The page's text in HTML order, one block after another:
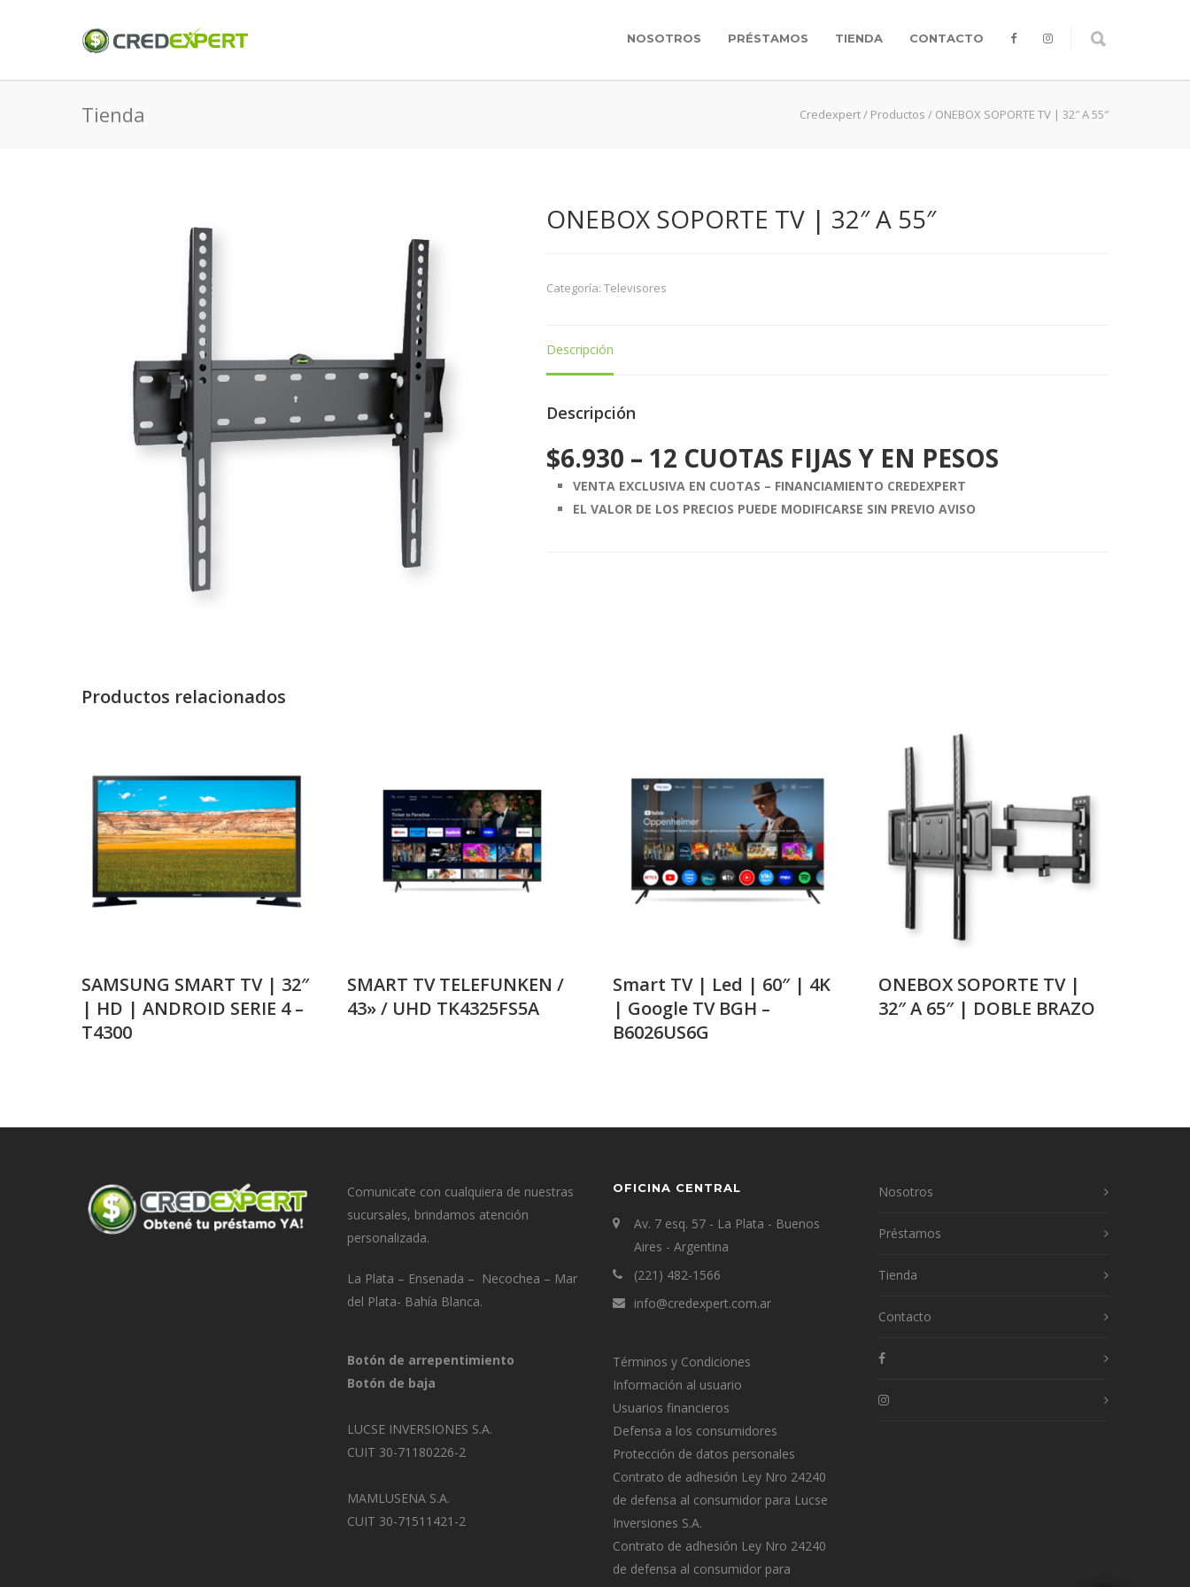
NOSOTROS PRÉSTAMOS TIENDA CONTACTO
Tienda Credexpert/ Productos / ONEBOX SOPORTE TV | 32″ A 55″
ONEBOX SOPORTE TV | 32″ A 55″
Categoría: Televisores
Descripción
Descripción
$6.930 – 12 CUOTAS FIJAS Y EN PESOS
VENTA EXCLUSIVA EN CUOTAS – FINANCIAMIENTO CREDEXPERT
EL VALOR DE LOS PRECIOS PUEDE MODIFICARSE SIN PREVIO AVISO
Productos relacionados
SAMSUNG SMART TV | 32″
| HD | ANDROID SERIE 4 –
T4300
SMART TV TELEFUNKEN /
43» / UHD TK4325FS5A
Smart TV | Led | 60″ | 4K
| Google TV BGH –
B6026US6G
ONEBOX SOPORTE TV |
32″ A 65″ | DOBLE BRAZO
Comunicate con cualquiera de nuestras
sucursales, brindamos atención
personalizada.
La Plata – Ensenada – Necochea – Mar
del Plata- Bahía Blanca.
Botón de arrepentimiento
Botón de baja
LUCSE INVERSIONES S.A.
CUIT 30-71180226-2
MAMLUSENA S.A.
CUIT 30-71511421-2
OFICINA CENTRAL
Av. 7 esq. 57 - La Plata - Buenos
Aires - Argentina
(221) 482-1566
info@credexpert.com.ar
Términos y Condiciones
Información al usuario
Usuarios financieros
Defensa a los consumidores
Protección de datos personales
Contrato de adhesión Ley Nro 24240
de defensa al consumidor para Lucse
Inversiones S.A.
Contrato de adhesión Ley Nro 24240
de defensa al consumidor para
Nosotros
Préstamos
Tienda
Contacto